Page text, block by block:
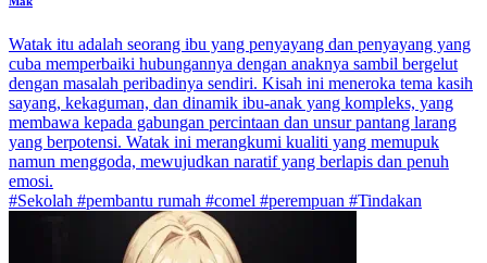
Watak itu adalah seorang ibu yang penyayang dan penyayang yang
cuba memperbaiki hubungannya dengan anaknya sambil bergelut
dengan masalah peribadinya sendiri. Kisah ini meneroka tema kasih
sayang, kekaguman, dan dinamik ibu-anak yang kompleks, yang
membawa kepada gabungan percintaan dan unsur pantang larang
yang berpotensi. Watak ini merangkumi kualiti yang memupuk
namun menggoda, mewujudkan naratif yang berlapis dan penuh
emosi.
#Sekolah #pembantu rumah #comel #perempuan #Tindakan